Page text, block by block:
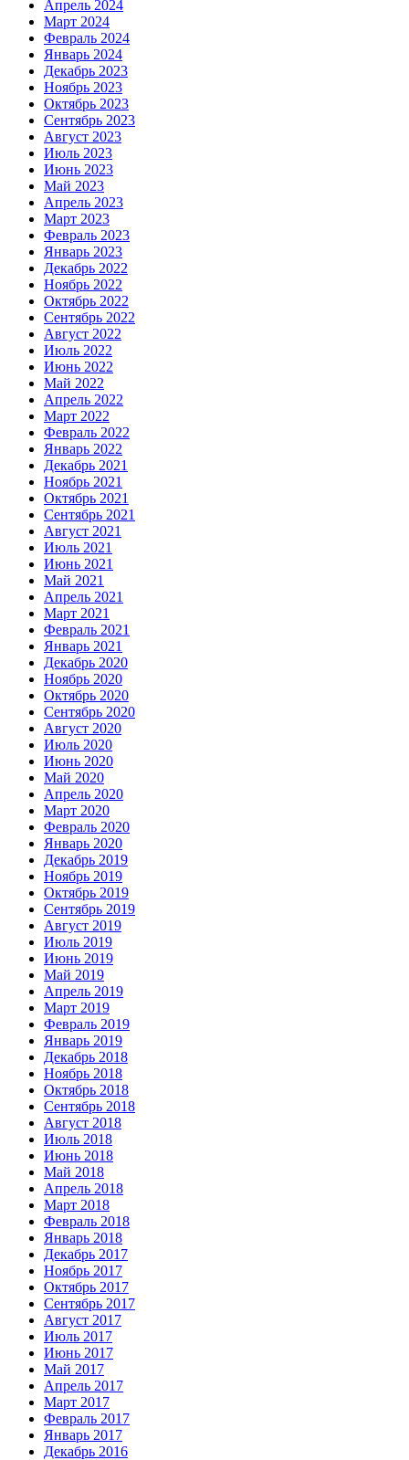
Апрель 2024
Март 2024
Февраль 2024
Январь 2024
Декабрь 2023
Ноябрь 2023
Октябрь 2023
Сентябрь 2023
Август 2023
Июль 2023
Июнь 2023
Май 2023
Апрель 2023
Март 2023
Февраль 2023
Январь 2023
Декабрь 2022
Ноябрь 2022
Октябрь 2022
Сентябрь 2022
Август 2022
Июль 2022
Июнь 2022
Май 2022
Апрель 2022
Март 2022
Февраль 2022
Январь 2022
Декабрь 2021
Ноябрь 2021
Октябрь 2021
Сентябрь 2021
Август 2021
Июль 2021
Июнь 2021
Май 2021
Апрель 2021
Март 2021
Февраль 2021
Январь 2021
Декабрь 2020
Ноябрь 2020
Октябрь 2020
Сентябрь 2020
Август 2020
Июль 2020
Июнь 2020
Май 2020
Апрель 2020
Март 2020
Февраль 2020
Январь 2020
Декабрь 2019
Ноябрь 2019
Октябрь 2019
Сентябрь 2019
Август 2019
Июль 2019
Июнь 2019
Май 2019
Апрель 2019
Март 2019
Февраль 2019
Январь 2019
Декабрь 2018
Ноябрь 2018
Октябрь 2018
Сентябрь 2018
Август 2018
Июль 2018
Июнь 2018
Май 2018
Апрель 2018
Март 2018
Февраль 2018
Январь 2018
Декабрь 2017
Ноябрь 2017
Октябрь 2017
Сентябрь 2017
Август 2017
Июль 2017
Июнь 2017
Май 2017
Апрель 2017
Март 2017
Февраль 2017
Январь 2017
Декабрь 2016